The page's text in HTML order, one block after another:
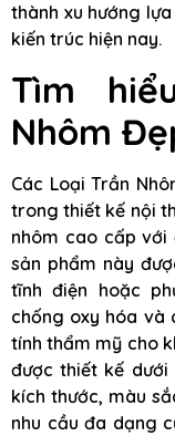
thành xu hướng
kiến trúc hiện nay.
Tìm
Nhôm
Các Loại Trần
trong thiết kế nội
nhôm cao cấp với
sản phẩm này
tĩnh điện hoặc
chống oxy hóa và
tính thẩm mỹ cho
được thiết kế dưới
kích thước, màu
nhu cầu đa dạng